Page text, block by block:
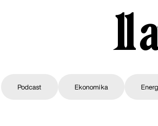
11
Podcast Ekonomika